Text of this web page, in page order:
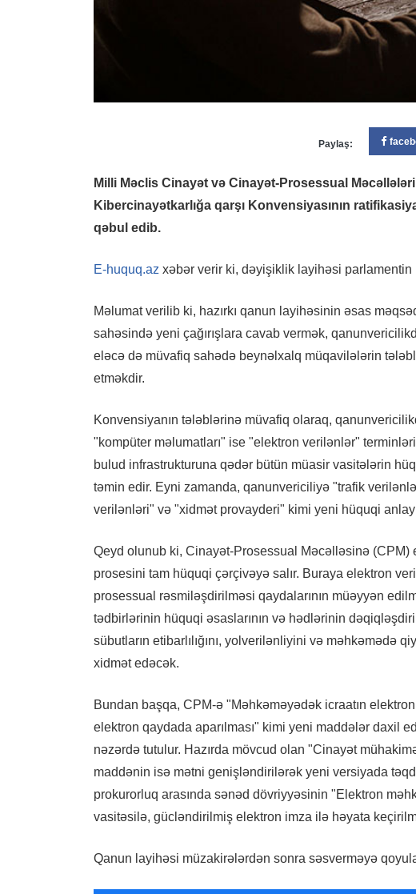
Paylaş:
Milli Məclis Cinayət və Cinayət-Prosessual
Kibercinayətkarlığa qarşı Konvensiyasının
qəbul edib.
E-huquq.az xəbər verir ki, dəyişiklik layihəsi
Məlumat verilib ki, hazırkı qanun layihəsinin əsas
sahəsində yeni çağırışlara cavab vermək,
eləcə də müvafiq sahədə beynəlxalq müqavilələrin
etməkdir.
Konvensiyanın tələblərinə müvafiq olaraq,
"kompüter məlumatları" ise "elektron verilənlər"
bulud infrastrukturuna qədər bütün müasir vasitələrin
təmin edir. Eyni zamanda, qanunvericiliyə "trafik
verilənləri" və "xidmət provayderi" kimi yeni hüquqi
Qeyd olunub ki, Cinayət-Prosessual Məcəlləsinə (CPM)
prosesini tam hüquqi çərçivəyə salır. Buraya elektron
prosessual rəsmiləşdirilməsi qaydalarının müəyyən
tədbirlərinin hüquqi əsaslarının və hədlərinin
sübutların etibarlılığını, yolverilənliyini və məhkəmədə
xidmət edəcək.
Bundan başqa, CPM-ə "Məhkəməyədək icraatın
elektron qaydada aparılması" kimi yeni maddələr daxil
nəzərdə tutulur. Hazırda mövcud olan "Cinayət
maddənin isə mətni genişləndirilərək yeni versiyada
prokurorluq arasında sənəd dövriyyəsinin "Elektron
vasitəsilə, gücləndirilmiş elektron imza ilə həyata
Qanun layihəsi müzakirələrdən sonra səsverməyə